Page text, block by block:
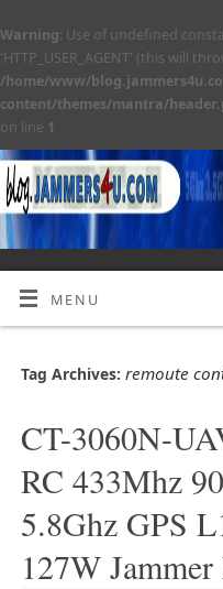
Warning: Use of undefined
'HTTP_USER_AGENT' (this will
/home/www/
content/themes/mantra/
on line 1
MENU
Tag Archives: remoute
CT-3060N-
RC 433Mhz
5.8Ghz GPS
127W